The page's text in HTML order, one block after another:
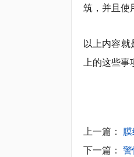
筑，并且使
以上内容
上的这些
上一篇：
下一篇：